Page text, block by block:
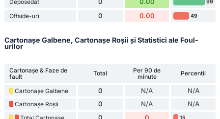
Deposedat 0 0.00 99
Offside-uri 0 0.00 49
Cartonașe Galbene, Cartonașe Roșii și Statistici ale Foul-
urilor
Cartonașe & Faze de
fault
Total
Per 90 de
minute
Percentil
Cartonașe Galbene 0 N/A N/A
Cartonașe Roșii 0 N/A N/A
0 0 15